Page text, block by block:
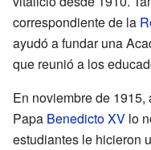
correspondiente de la
ayudó a fundar una
que reunió a los
En noviembre de 1915,
Papa Benedicto XV lo
estudiantes le hicieron